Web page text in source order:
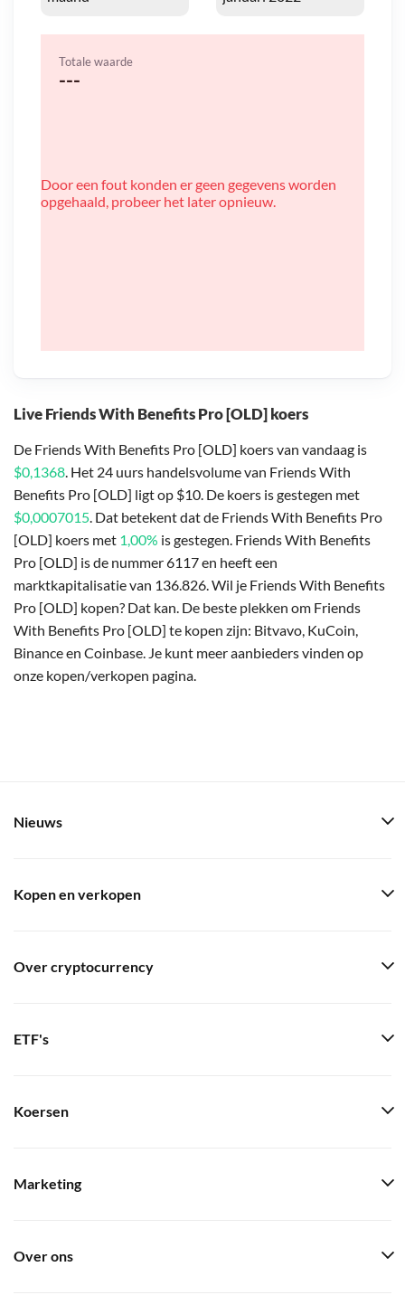
Live Friends With Benefits Pro [OLD] koers
De Friends With Benefits Pro [OLD] koers van vandaag is
$0,1368. Het 24 uurs handelsvolume van Friends With
Benefits Pro [OLD] ligt op $10. De koers is gestegen met
$0,0007015. Dat betekent dat de Friends With Benefits Pro
[OLD] koers met 1,00% is gestegen. Friends With Benefits
Pro [OLD] is de nummer 6117 en heeft een
marktkapitalisatie van 136.826. Wil je Friends With Benefits
Pro [OLD] kopen? Dat kan. De beste plekken om Friends
With Benefits Pro [OLD] te kopen zijn: Bitvavo, KuCoin,
Binance en Coinbase. Je kunt meer aanbieders vinden op
onze kopen/verkopen pagina.
Totale waarde
---
Door een fout konden er geen gegevens worden
opgehaald, probeer het later opnieuw.
Nieuws
Kopen en verkopen
Over cryptocurrency
ETF's
Koersen
Marketing
Over ons